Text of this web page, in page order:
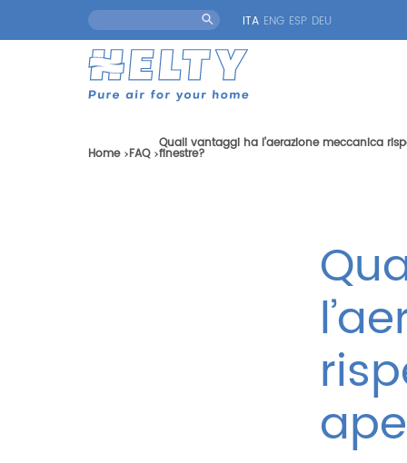
ITA ENG ESP DEU
Home FAQ
Quali vantaggi ha l’aerazione meccanica
finestre?